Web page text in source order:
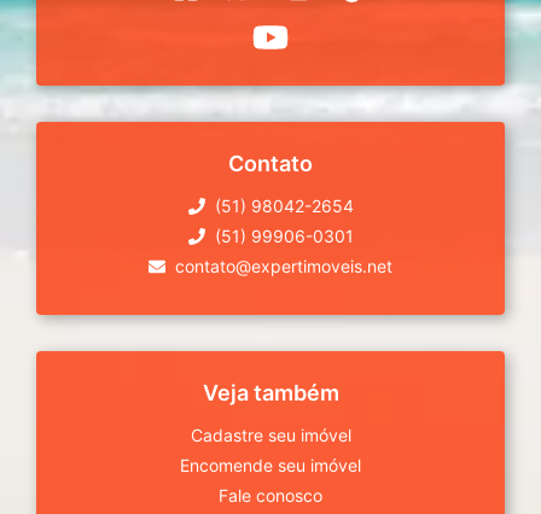
Contato
(51) 98042-2654
(51) 99906-0301
contato@expertimoveis.net
Veja também
Cadastre seu imóvel
Encomende seu imóvel
Fale conosco